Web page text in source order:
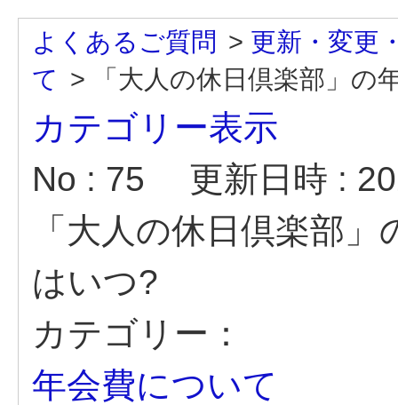
よくあるご質問 > 更新・変更
て > 「大人の休日倶楽部」
カテゴリー表示
No : 75
更新日時 :
「大人の休日倶楽部
はいつ?
カテゴリー：
年会費について